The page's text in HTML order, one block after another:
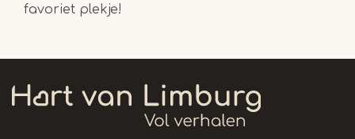
favoriet plekje!